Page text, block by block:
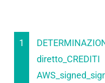
1
diretto_CREDITI